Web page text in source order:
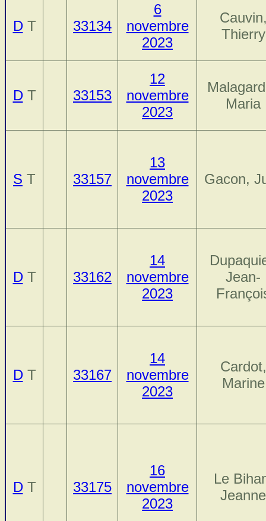
DT 33134
6
novembre
2023
Thierry
DT 33153
12
novembre
2023
Maria
S T 33157
13
novembre
2023
Gacon,
DT 33162
14
novembre
2023
Jean-
DT 33167
14
novembre
2023
Cardot,
Marine
DT 33175
16
novembre
2023
Le
Jeanne